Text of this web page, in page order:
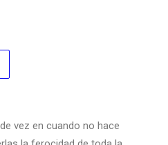
del mundo. Cada
fiestas, los polvos extra y
vez en cuando no hace